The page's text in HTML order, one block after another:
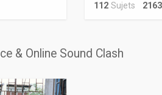
112 Sujets 2163
& Online Sound Clash